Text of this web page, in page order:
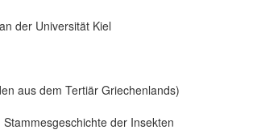
der Universität Kiel
aus dem Tertiär Griechenlands)
der Insekten